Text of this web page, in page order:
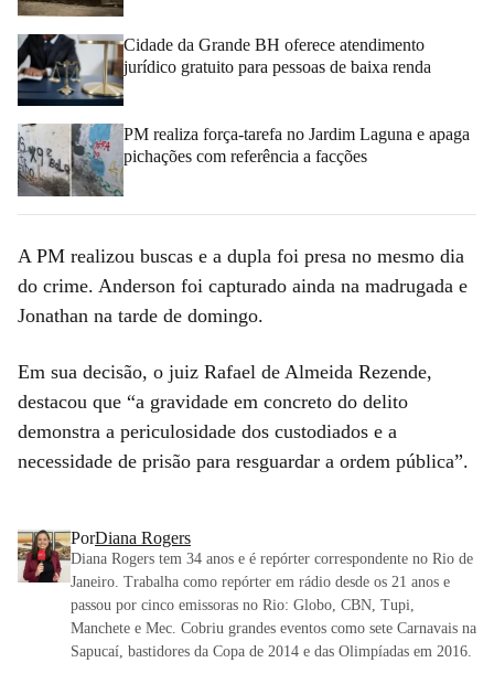
Cidade da Grande BH oferece atendimento
jurídico gratuito para pessoas de baixa renda
PM realiza força-tarefa no Jardim Laguna e apaga
pichações com referência a facções
A PM realizou buscas e a dupla foi presa no mesmo dia
do crime. Anderson foi capturado ainda na madrugada e
Jonathan na tarde de domingo.
Em sua decisão, o juiz Rafael de Almeida Rezende,
destacou que “a gravidade em concreto do delito
demonstra a periculosidade dos custodiados e a
necessidade de prisão para resguardar a ordem pública”.
PorDiana Rogers
Diana Rogers tem 34 anos e é repórter correspondente no Rio de
Janeiro. Trabalha como repórter em rádio desde os 21 anos e
passou por cinco emissoras no Rio: Globo, CBN, Tupi,
Manchete e Mec. Cobriu grandes eventos como sete Carnavais na
Sapucaí, bastidores da Copa de 2014 e das Olimpíadas em 2016.